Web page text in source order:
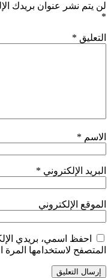
لن يتم نشر عنوان بريدك
*
التعليق *
الاسم *
البريد الإلكتروني *
الموقع الإلكتروني
احفظ اسمي، بريدي
المتصفح لاستخدامها المرة